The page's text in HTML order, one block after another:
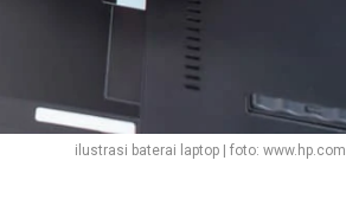
ilustrasi baterai laptop | foto: www.hp.com